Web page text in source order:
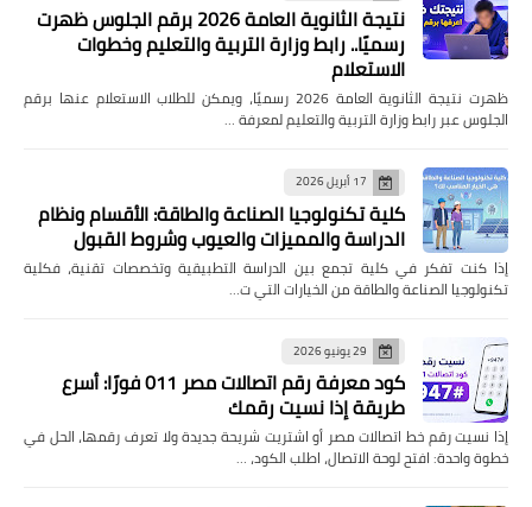
نتيجة الثانوية العامة 2026 برقم الجلوس ظهرت
رسميًا.. رابط وزارة التربية والتعليم وخطوات
الاستعلام
ظهرت نتيجة الثانوية العامة 2026 رسميًا، ويمكن للطلاب الاستعلام عنها برقم
الجلوس عبر رابط وزارة التربية والتعليم لمعرفة …
17 أبريل 2026
كلية تكنولوجيا الصناعة والطاقة: الأقسام ونظام
الدراسة والمميزات والعيوب وشروط القبول
إذا كنت تفكر في كلية تجمع بين الدراسة التطبيقية وتخصصات تقنية، فكلية
تكنولوجيا الصناعة والطاقة من الخيارات التي ت…
29 يونيو 2026
كود معرفة رقم اتصالات مصر 011 فورًا: أسرع
طريقة إذا نسيت رقمك
إذا نسيت رقم خط اتصالات مصر أو اشتريت شريحة جديدة ولا تعرف رقمها، الحل في
خطوة واحدة: افتح لوحة الاتصال، اطلب الكود، …